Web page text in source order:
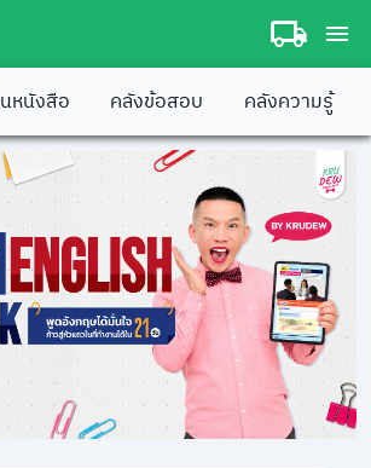
หนังสือ คลังข้อสอบ คลังความรู้